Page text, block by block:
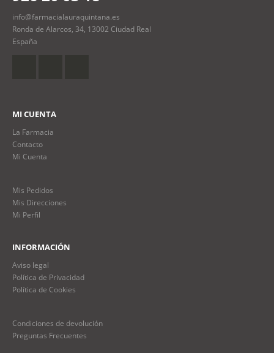
info@farmacialauraquintana.es
Ronda de Alarcos, 34, 13002 Ciudad Real
España
MI CUENTA
La Farmacia
Contacto
Mi Cuenta
Mis Pedidos
Mis Direcciones
Mi Perfil
INFORMACIÓN
Aviso legal
Política de Privacidad
Política de Cookies
Condiciones de devolución
Preguntas Frecuentes